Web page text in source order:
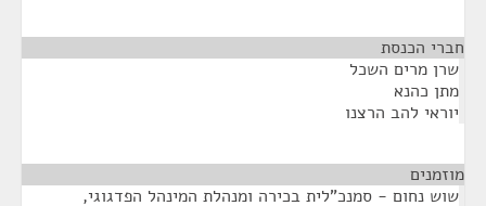
חברי הכנסת
שרן מרים השכל
מתן כהנא
יוראי להב הרצנו
מוזמנים
שוש נחום - סמנכ"לית בכירה ומנהלת המינהל הפדגוגי,